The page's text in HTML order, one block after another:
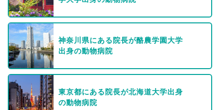
神奈川県にある院長が酪農学園大学
出身の動物病院
東京都にある院長が北海道大学出身
の動物病院